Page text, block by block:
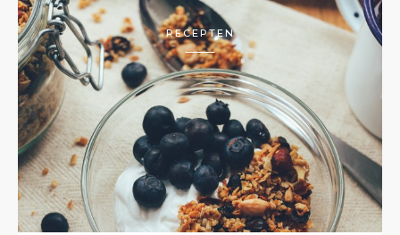
RECEPTEN